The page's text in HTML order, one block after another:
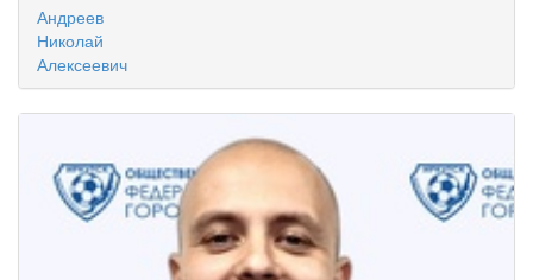
Андреев
Николай
Алексеевич